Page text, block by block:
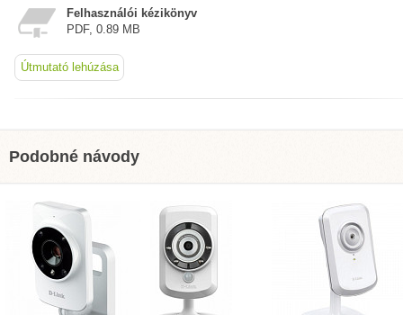
Felhasználói kézikönyv
PDF, 0.89 MB
Útmutató lehúzása
Podobné návody